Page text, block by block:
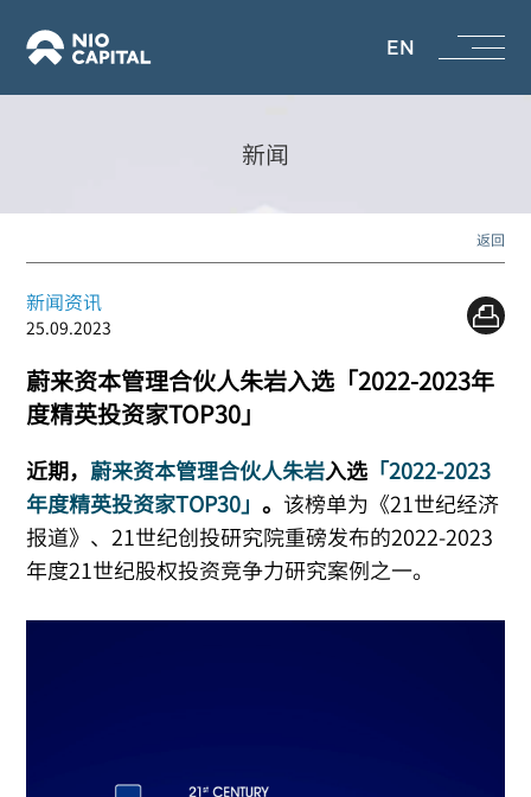
EN
新闻
返回
新闻资讯
25.09.2023
蔚来资本管理合伙人朱岩入选「2022-2023年
度精英投资家TOP30」
近期，蔚来资本管理合伙人朱岩入选 「2022-2023
年度精英投资家TOP30」。 该榜单为《21世纪经济
报道》、21世纪创投研究院重磅发布的2022-2023
年度21世纪股权投资竞争力研究案例之一。